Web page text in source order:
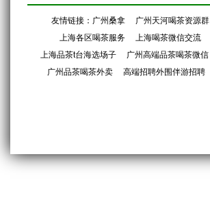
友情链接： 广州桑拿 广州天河喝茶资源群
上海各区喝茶服务
上海喝茶微信交流
上海品茶t台海选场子
广州高端品茶喝茶微信
广州品茶喝茶外卖
高端招聘外围伴游招聘